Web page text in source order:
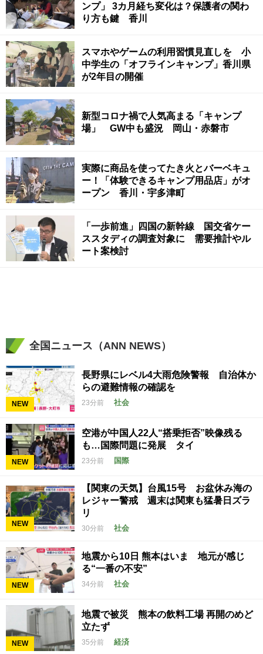
ンプ」 3カ月経ち変化は？保護者の関わ
り方も鍵 香川
スマホやゲームの利用習慣見直しを 小
中学生の「オフラインキャンプ」香川県
が2年目の開催
新型コロナ禍で人気高まる「キャンプ
場」 GW中も盛況 岡山・赤磐市
実際に商品を使ってたき火とバーベキュ
ー！「体験できるキャンプ用品店」がオ
ープン 香川・宇多津町
「一歩前進」四国の新幹線 国交省ケー
ススタディの調査対象に 需要推計やル
ート案検討
全国ニュース（ANN NEWS）
NEW
長野県にレベル4大雨危険警報 自治体か
らの避難情報の確認を
23分前 社会
NEW
空港が中国人22人“搭乗拒否”映像残る
も…国際問題に発展 タイ
23分前 国際
NEW
【関東の天気】台風15号 お盆休み海の
レジャー警戒 週末は関東も猛暑日ズラ
リ
30分前 社会
NEW
地震から10日 熊本はいま 地元が感じ
る“一番の不安”
34分前 社会
NEW
地震で被災 熊本の飲料工場 再開のめど
立たず
35分前 経済